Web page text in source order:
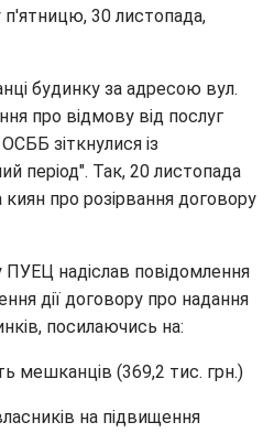
30 листопада,
будинку за адресою вул.
про відмову від послуг
зіткнулися із
період". Так, 20 листопада
про розірвання договору
надіслав повідомлення
дії договору про надання
посилаючись на:
мешканців (369,2 тис. грн.)
на підвищення